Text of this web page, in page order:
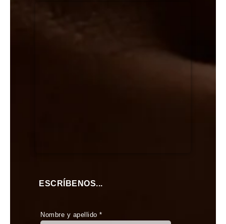
ESCRÍBENOS...
Nombre y apellido *